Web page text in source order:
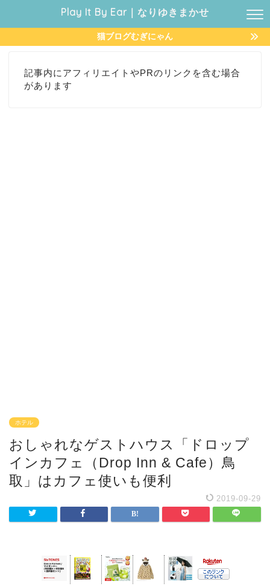
Play It By Ear｜なりゆきまかせ
猫ブログむぎにゃん
記事内にアフィリエイトやPRのリンクを含む場合
があります
ホテル
おしゃれなゲストハウス「ドロップ
インカフェ（Drop Inn & Cafe）鳥
取」はカフェ使いも便利
2019-09-29